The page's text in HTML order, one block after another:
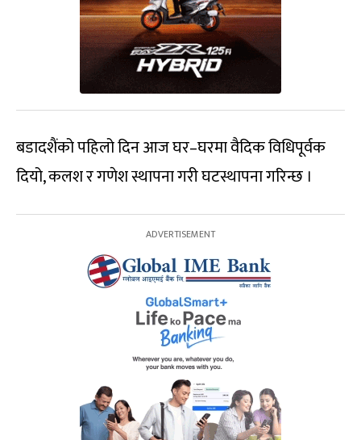
बडादशैंको पहिलो दिन आज घर–घरमा वैदिक विधिपूर्वक
दियो, कलश र गणेश स्थापना गरी घटस्थापना गरिन्छ ।